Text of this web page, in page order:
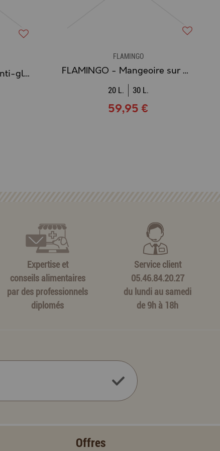
FLAMINGO - Gamelle Anti-glouton EXQI
FLAMINGO
FLAMINGO - Mangeoire sur Pied MIVO pour Poule
20 L. 30 L.
59,95 €
Expertise et
conseils alimentaires
par des professionnels
diplomés
Service client
05.46.84.20.27
du lundi au samedi
de 9h à 18h
Offres